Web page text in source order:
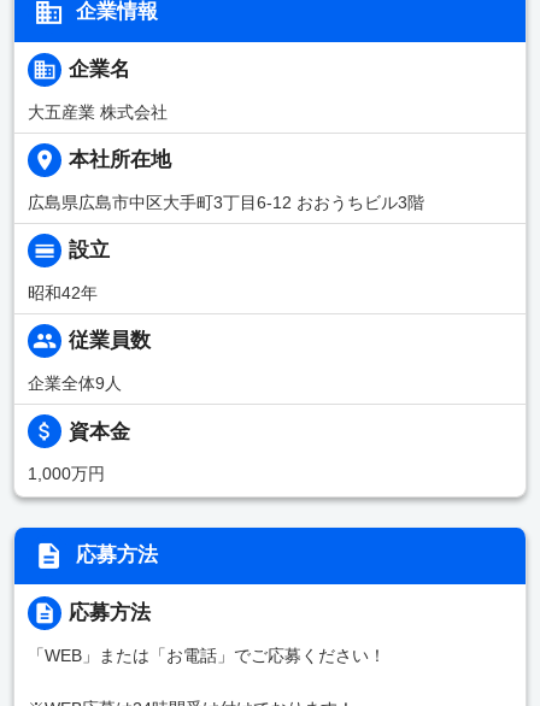
企業情報
企業名
大五産業 株式会社
本社所在地
広島県広島市中区大手町3丁目6-12 おおうちビル3階
設立
昭和42年
従業員数
企業全体9人
資本金
1,000万円
応募方法
応募方法
「WEB」または「お電話」でご応募ください！